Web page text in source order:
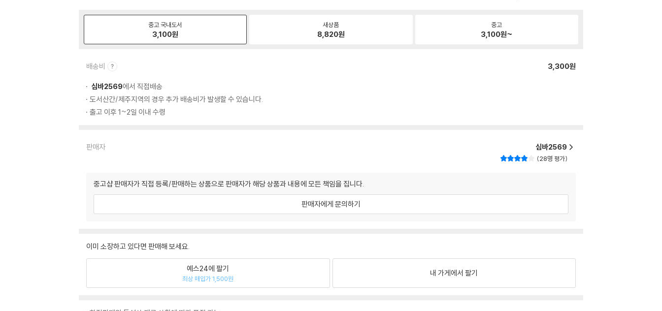
중고 국내도서
3,100원
새상품
8,820원
중고
3,100원~
배송비 3,300원
심바2569에서 직접배송
도서산간/제주지역의 경우 추가 배송비가 발생할 수 있습니다.
출고 이후 1~2일 이내 수령
판매자 심바2569
28명 평가
중고샵 판매자가 직접 등록/판매하는 상품으로 판매자가 해당 상품과 내용에 모든 책임을 집니다.
판매자에게 문의하기
이미 소장하고 있다면 판매해 보세요.
예스24에 팔기
최상 매입가 1,500원
내 가게에서 팔기